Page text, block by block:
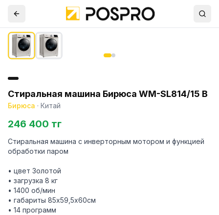
Стиральная машина Бирюса WM-SL814/15 B
Бирюса · Китай
246 400 тг
Стиральная машина с инверторным мотором и функцией
обработки паром
• цвет Золотой
• загрузка 8 кг
• 1400 об/мин
• габариты 85x59,5х60см
• 14 программ